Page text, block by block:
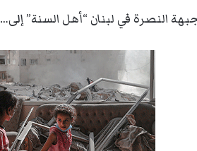
النصرة في لبنان “أهل السنة” إلى…